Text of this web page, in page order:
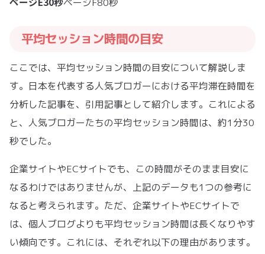
平均セッション時間の目安
ここでは、平均セッション時間の目安について解説しま
す。日本を代表する人気ブロガーにおける平均滞在時間を
分析した記事を、引用記事として紹介します。これによる
と、人気ブロガーたちの平均セッション時間は、約1分30
秒でした。
企業サイトやECサイトでも、この時間がそのまま目安に
なるわけではありませんが、上記のデータも1つの参考に
なると考えられます。ただ、企業サイトやECサイトで
は、個人ブログよりも平均セッション時間は長くなりやす
い傾向です。これには、それぞれ以下の理由があります。